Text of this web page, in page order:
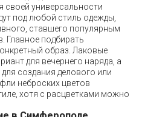
своей универсальности
под любой стиль одежды,
ставшего популярным
Главное подбирать
образ. Лаковые
для вечернего наряда, а
создания делового или
неброских цветов
хотя с расцветками можно